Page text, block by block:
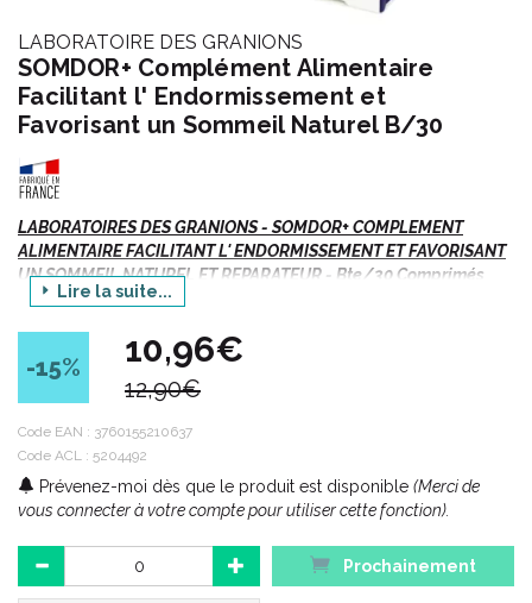
LABORATOIRE DES GRANIONS
SOMDOR+ Complément Alimentaire
Facilitant l' Endormissement et
Favorisant un Sommeil Naturel B/30
LABORATOIRES DES GRANIONS - SOMDOR+ COMPLEMENT
ALIMENTAIRE FACILITANT L' ENDORMISSEMENT ET FAVORISANT
UN SOMMEIL NATUREL ET REPARATEUR - Bte/30 Comprimés
Facilite l' endormissement (1)
Sommeil naturel et réparateur (2)
Mélisse - Valériane - Houblon - L-Tryptophane - Magnésium
Nouvelle Formule Renforcée : Cyracos® (Extrait de Mélisse)
- Efficacité Cliniquement Prouvée
(1) et (2) Allégations associées aux extraits de Mélisse et
Description :
Lire la suite...
-15% 10,96€
12,90€
Code EAN : 3760155210637
Code ACL : 5204492
Prévenez-moi dès que le produit est disponible (Merci de
vous connecter à votre compte pour utiliser cette fonction).
Prochainement